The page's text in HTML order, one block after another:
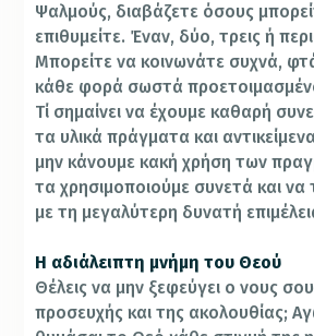
Ψαλμούς, διαβάζετε όσους
επιθυμείτε. Έναν, δύο, τρεις ή
Μπορείτε να κοινωνάτε συχνά,
κάθε φορά σωστά
Τί σημαίνει να έχουμε καθαρή
τα υλικά πράγματα και
μην κάνουμε κακή χρήση των
τα χρησιμοποιούμε συνετά και
με τη μεγαλύτερη δυνατή
Η αδιάλειπτη μνήμη του Θεού
Θέλεις να μην ξεφεύγει ο νους
προσευχής και της ακολουθίας;